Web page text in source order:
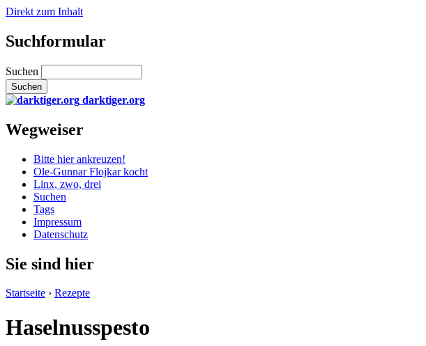
Direkt zum Inhalt
Suchformular
Suchen
darktiger.org
Wegweiser
Bitte hier ankreuzen!
Ole-Gunnar Flojkar kocht
Linx, zwo, drei
Suchen
Tags
Impressum
Datenschutz
Sie sind hier
Startseite › Rezepte
Haselnusspesto